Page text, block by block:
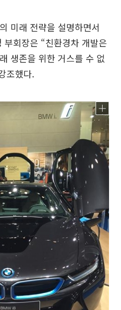
미래 전략을 설명하면서
회장은 “친환경차 개발은
생존을 위한 거스를 수 없
조했다.